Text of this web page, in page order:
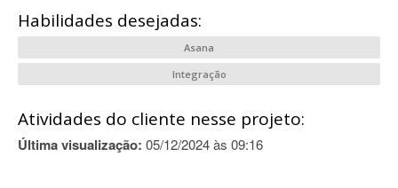
Habilidades desejadas:
Asana
Integração
Atividades do cliente nesse projeto:
Última visualização: 05/12/2024 às 09:16